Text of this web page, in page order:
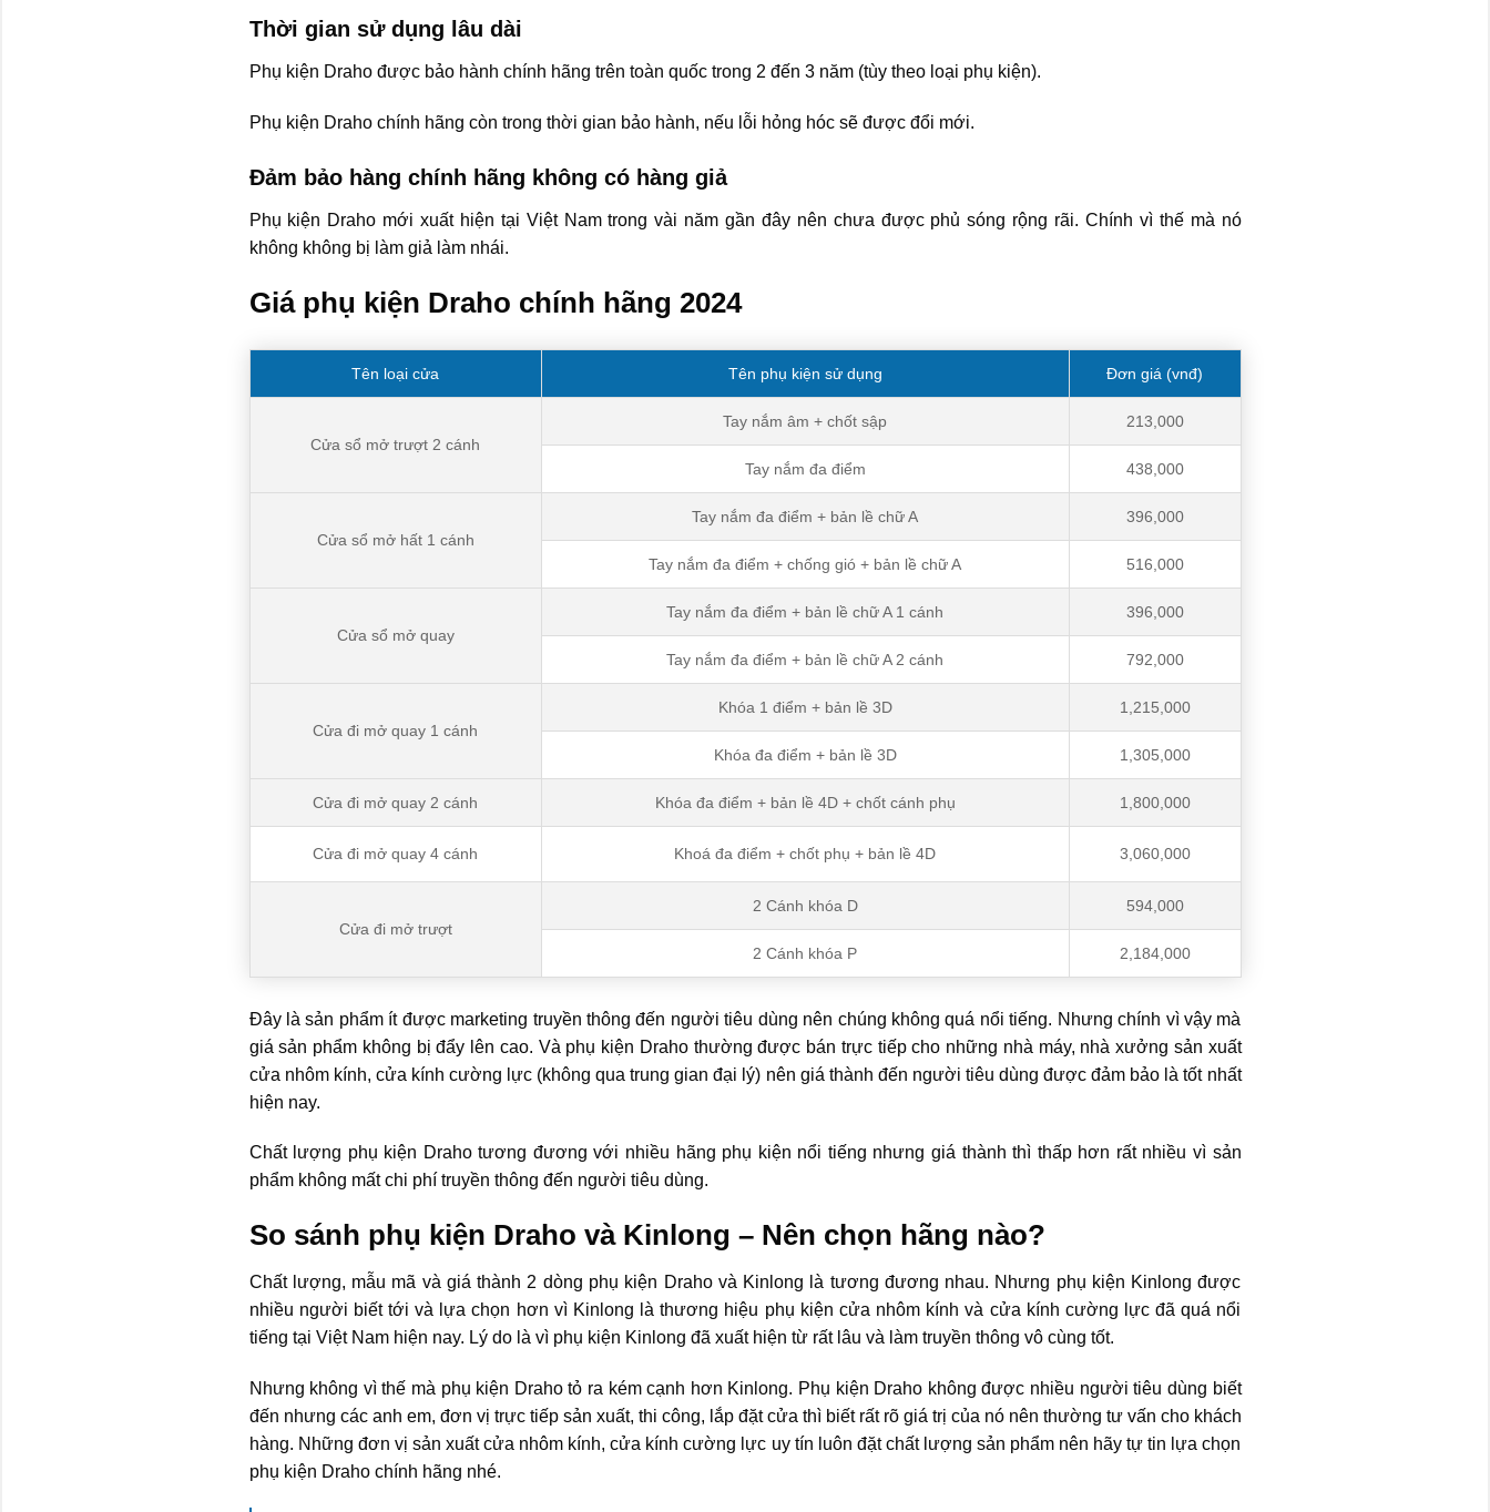
Thời gian sử dụng lâu dài
Phụ kiện Draho được bảo hành chính hãng trên toàn quốc trong 2 đến 3 năm (tùy theo loại phụ kiện).
Phụ kiện Draho chính hãng còn trong thời gian bảo hành, nếu lỗi hỏng hóc sẽ được đổi mới.
Đảm bảo hàng chính hãng không có hàng giả
Phụ kiện Draho mới xuất hiện tại Việt Nam trong vài năm gần đây nên chưa được phủ sóng rộng rãi. Chính vì thế mà nó
không không bị làm giả làm nhái.
Giá phụ kiện Draho chính hãng 2024
Tên loại cửa Tên phụ kiện sử dụng Đơn giá (vnđ)
Cửa sổ mở trượt 2 cánh
Tay nắm âm + chốt sập 213,000
Tay nắm đa điểm 438,000
Cửa sổ mở hất 1 cánh
Tay nắm đa điểm + bản lề chữ A 396,000
Tay nắm đa điểm + chống gió + bản lề chữ A 516,000
Cửa sổ mở quay
Tay nắm đa điểm + bản lề chữ A 1 cánh 396,000
Tay nắm đa điểm + bản lề chữ A 2 cánh 792,000
Cửa đi mở quay 1 cánh
Khóa 1 điểm + bản lề 3D 1,215,000
Khóa đa điểm + bản lề 3D 1,305,000
Cửa đi mở quay 2 cánh Khóa đa điểm + bản lề 4D + chốt cánh phụ 1,800,000
Cửa đi mở quay 4 cánh Khoá đa điểm + chốt phụ + bản lề 4D 3,060,000
Cửa đi mở trượt
2 Cánh khóa D 594,000
2 Cánh khóa P 2,184,000
Đây là sản phẩm ít được marketing truyền thông đến người tiêu dùng nên chúng không quá nổi tiếng. Nhưng chính vì vậy mà
giá sản phẩm không bị đẩy lên cao. Và phụ kiện Draho thường được bán trực tiếp cho những nhà máy, nhà xưởng sản xuất
cửa nhôm kính, cửa kính cường lực (không qua trung gian đại lý) nên giá thành đến người tiêu dùng được đảm bảo là tốt nhất
hiện nay.
Chất lượng phụ kiện Draho tương đương với nhiều hãng phụ kiện nổi tiếng nhưng giá thành thì thấp hơn rất nhiều vì sản
phẩm không mất chi phí truyền thông đến người tiêu dùng.
So sánh phụ kiện Draho và Kinlong – Nên chọn hãng nào?
Chất lượng, mẫu mã và giá thành 2 dòng phụ kiện Draho và Kinlong là tương đương nhau. Nhưng phụ kiện Kinlong được
nhiều người biết tới và lựa chọn hơn vì Kinlong là thương hiệu phụ kiện cửa nhôm kính và cửa kính cường lực đã quá nổi
tiếng tại Việt Nam hiện nay. Lý do là vì phụ kiện Kinlong đã xuất hiện từ rất lâu và làm truyền thông vô cùng tốt.
Nhưng không vì thế mà phụ kiện Draho tỏ ra kém cạnh hơn Kinlong. Phụ kiện Draho không được nhiều người tiêu dùng biết
đến nhưng các anh em, đơn vị trực tiếp sản xuất, thi công, lắp đặt cửa thì biết rất rõ giá trị của nó nên thường tư vấn cho khách
hàng. Những đơn vị sản xuất cửa nhôm kính, cửa kính cường lực uy tín luôn đặt chất lượng sản phẩm nên hãy tự tin lựa chọn
phụ kiện Draho chính hãng nhé.